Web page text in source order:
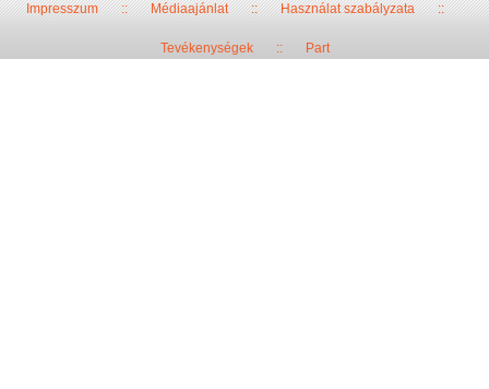
Impresszum::Médiaajánlat::Használat szabályzata::
Tevékenységek:: Part